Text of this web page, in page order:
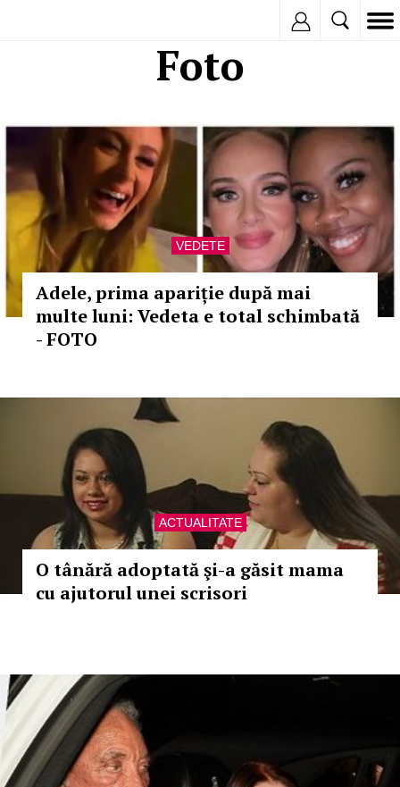
Foto
VEDETE
Adele, prima apariție după mai
multe luni: Vedeta e total schimbată
- FOTO
ACTUALITATE
O tânără adoptată şi-a găsit mama
cu ajutorul unei scrisori